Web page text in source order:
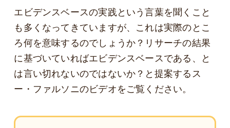
エビデンスベースの実践という言葉を聞くこと
も多くなってきていますが、これは実際のとこ
ろ何を意味するのでしょうか？リサーチの結果
に基づいていればエビデンスベースである、と
は言い切れないのではないか？と提案するス
ー・ファルソニのビデオをご覧ください。